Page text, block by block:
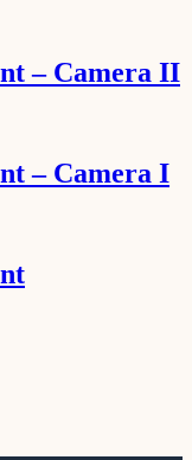
– Camera II
– Camera I